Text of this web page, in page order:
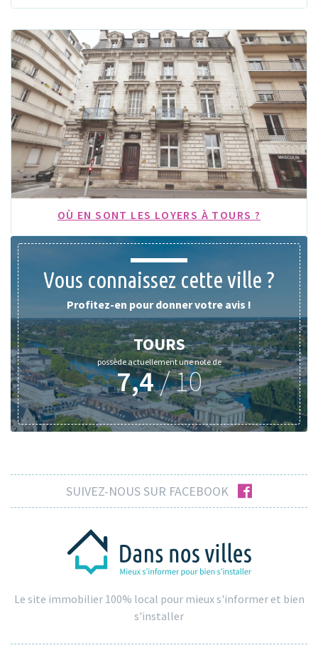
OÙ EN SONT LES LOYERS À TOURS ?
Vous connaissez cette ville ?
Profitez-en pour donner votre avis !
TOURS
possède actuellement une note de
7,4/10
SUIVEZ-NOUS SUR FACEBOOK facebook
Le site immobilier 100% local pour mieux s'informer et bien
s'installer